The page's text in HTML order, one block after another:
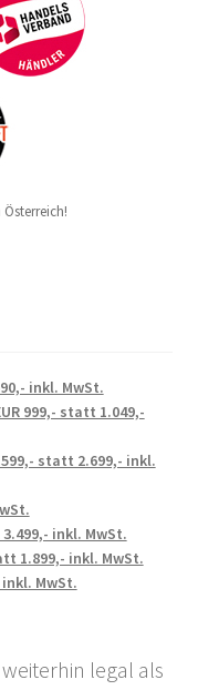
inkl. MwSt.
999,- statt 1.049,-
statt 2.699,- inkl.
inkl. MwSt.
1.899,- inkl. MwSt.
MwSt.
legal als